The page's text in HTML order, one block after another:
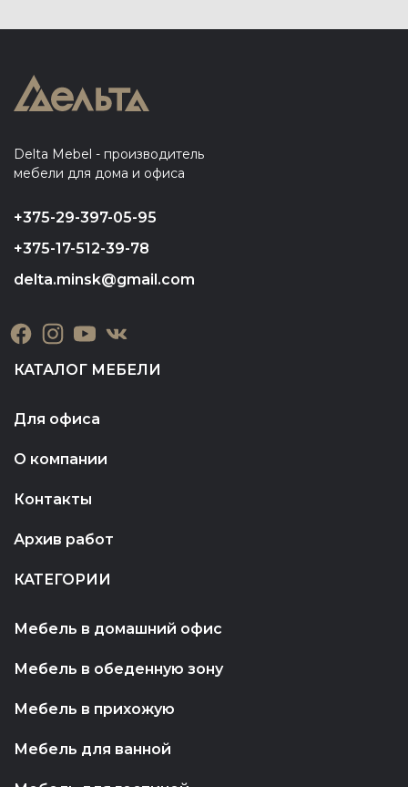
Delta Mebel - производитель
мебели для дома и офиса
+375-29-397-05-95
+375-17-512-39-78
delta.minsk@gmail.com
КАТАЛОГ МЕБЕЛИ
Для офиса
О компании
Контакты
Архив работ
КАТЕГОРИИ
Мебель в домашний офис
Мебель в обеденную зону
Мебель в прихожую
Мебель для ванной